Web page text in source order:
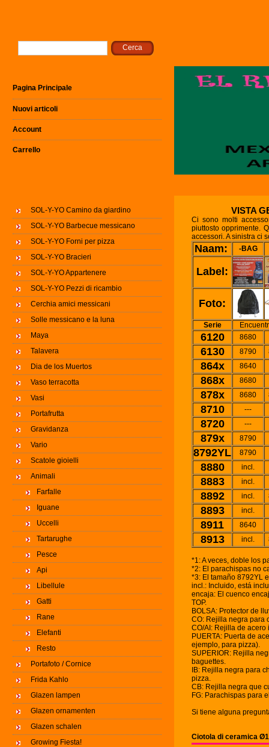
Pagina Principale
Nuovi articoli
Account
Carrello
SOL-Y-YO Camino da giardino
SOL-Y-YO Barbecue messicano
SOL-Y-YO Forni per pizza
SOL-Y-YO Bracieri
SOL-Y-YO Appartenere
SOL-Y-YO Pezzi di ricambio
Cerchia amici messicani
Solle messicano e la luna
Maya
Talavera
Dia de los Muertos
Vaso terracotta
Vasi
Portafrutta
Gravidanza
Vario
Scatole gioielli
Animali
Farfalle
Iguane
Uccelli
Tartarughe
Pesce
Api
Libellule
Gatti
Rane
Elefanti
Resto
Portafoto / Cornice
Frida Kahlo
Glazen lampen
Glazen ornamenten
Glazen schalen
Growing Fiesta!
VISTA
Ci sono molti
piuttosto opprimente.
accessori. A sinistra ci
Naam: -BAG
Label:
Foto:
Serie
6120 8680
6130 8790
864x 8640
868x 8680
878x 8680
8710 ---
8720 ---
879x 8790
8792YL 8790
8880 incl.
8883 incl.
8892 incl.
8893 incl.
8911 8640
8913 incl.
*1: A veces, doble los
*2: El parachispas no
*3: El tamaño 8792YL
incl.: Incluido, está
encaja: El cuenco
TOP.
BOLSA: Protector de
CO: Rejilla negra para
CO/AI: Rejilla de
PUERTA: Puerta de
ejemplo, para pizza).
SUPERIOR: Rejilla
baguettes.
IB: Rejilla negra para
pizza.
CB: Rejilla negra que
FG: Parachispas para
Si tiene alguna
Ciotola di ceramica